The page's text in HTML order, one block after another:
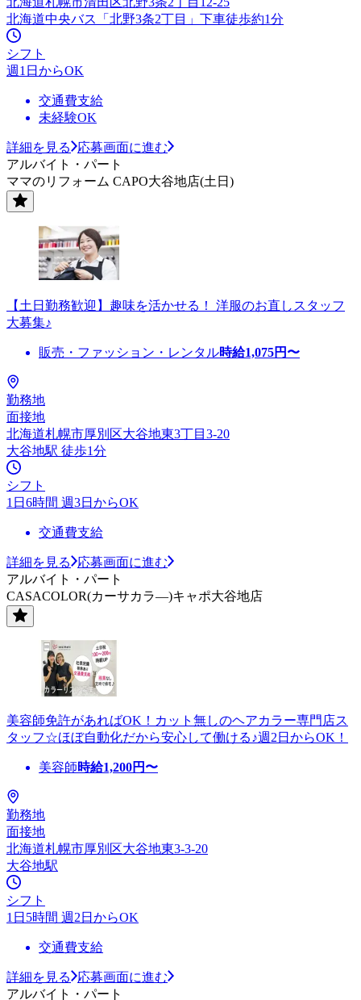
北海道中央バス「北野3条2丁目」下車徒歩約1分
シフト
週1日からOK
交通費支給
未経験OK
詳細を見る
応募画面に進む
アルバイト・パート
ママのリフォーム CAPO大谷地店(土日)
【土日勤務歓迎】趣味を活かせる！ 洋服のお直しスタッフ
大募集♪
販売・ファッション・レンタル時給1,075円〜
勤務地
面接地
北海道札幌市厚別区大谷地東3丁目3-20
大谷地駅 徒歩1分
シフト
1日6時間 週3日からOK
交通費支給
詳細を見る
応募画面に進む
アルバイト・パート
CASACOLOR(カーサカラ―)キャポ大谷地店
美容師免許があればOK！カット無しのヘアカラー専門店ス
タッフ☆ほぼ自動化だから安心して働ける♪週2日からOK！
美容師時給1,200円〜
勤務地
面接地
北海道札幌市厚別区大谷地東3-3-20
大谷地駅
シフト
1日5時間 週2日からOK
交通費支給
詳細を見る
応募画面に進む
アルバイト・パート